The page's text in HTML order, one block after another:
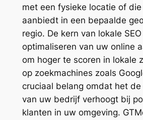
met een fysieke locatie of
aanbiedt in een bepaalde
regio. De kern van lokale
optimaliseren van uw online
om hoger te scoren in lokale
op zoekmachines zoals
cruciaal belang omdat het
van uw bedrijf verhoogt bij
klanten in uw omgeving.